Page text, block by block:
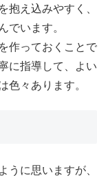
抱え込みやすく、
でいます。
作っておくことで
に指導して、よい
色々あります。
うに思いますが、